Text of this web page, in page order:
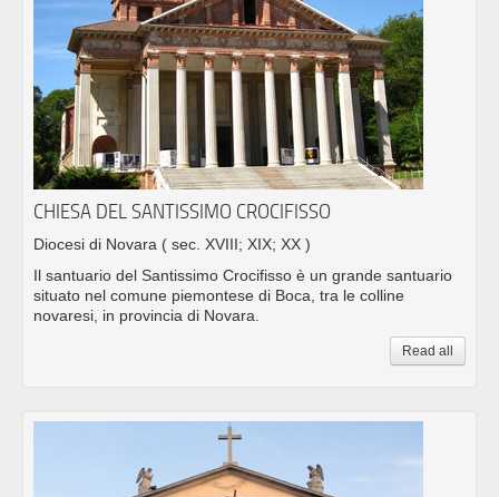
CHIESA DEL SANTISSIMO CROCIFISSO
Diocesi di Novara ( sec. XVIII; XIX; XX )
Il santuario del Santissimo Crocifisso è un grande santuario
situato nel comune piemontese di Boca, tra le colline
novaresi, in provincia di Novara.
Read all